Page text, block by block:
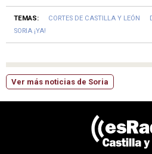
TEMAS: CORTES DE CASTILLA Y LEÓN
SORIA ¡YA!
Ver más noticias de Soria